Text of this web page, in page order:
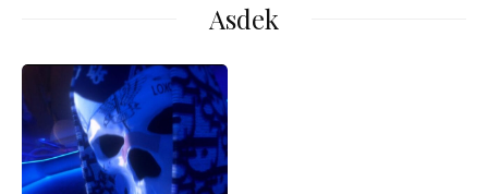
Asdek